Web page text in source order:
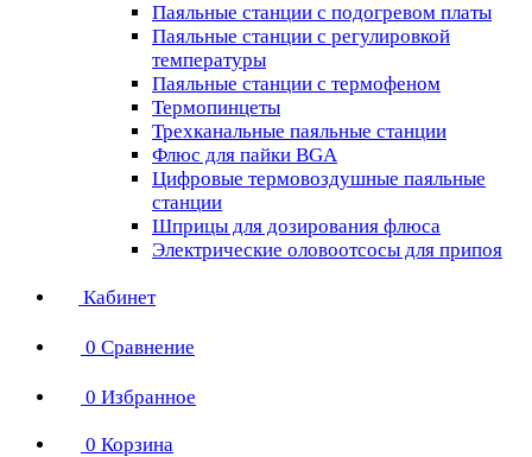
Паяльные станции с подогревом платы
Паяльные станции с регулировкой
температуры
Паяльные станции с термофеном
Термопинцеты
Трехканальные паяльные станции
Флюс для пайки BGA
Цифровые термовоздушные паяльные
станции
Шприцы для дозирования флюса
Электрические оловоотсосы для припоя
Кабинет
0 Сравнение
0 Избранное
0 Корзина